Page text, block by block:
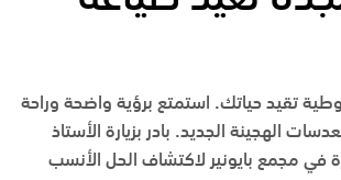
تقيد حياتك. استمتع برؤية واضحة وراحة
الهجينة الجديد. بادر بزيارة الأستاذ
في مجمع بايونير لاكتشاف الحل الأنسب